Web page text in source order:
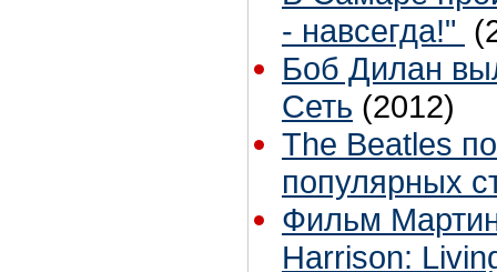
- навсегда!"
Боб Дилан
Сеть (2012)
The Beatles
популярных
Фильм
Harrison: